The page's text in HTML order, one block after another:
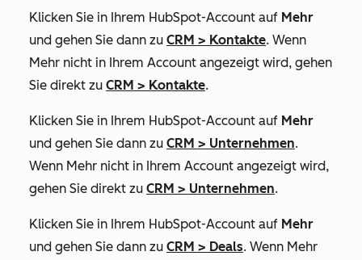
Klicken Sie in Ihrem HubSpot-Account auf Mehr
und gehen Sie dann zu CRM > Kontakte. Wenn
Mehr nicht in Ihrem Account angezeigt wird, gehen
Sie direkt zu CRM > Kontakte.
Klicken Sie in Ihrem HubSpot-Account auf Mehr
und gehen Sie dann zu CRM > Unternehmen.
Wenn Mehr nicht in Ihrem Account angezeigt wird,
gehen Sie direkt zu CRM > Unternehmen.
Klicken Sie in Ihrem HubSpot-Account auf Mehr
und gehen Sie dann zu CRM > Deals. Wenn Mehr